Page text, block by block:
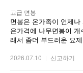
고급 면봉
면봉은 온가족이 언제나 사용한거라 구입하고 있어요..같
은가격에 나무면봉이
래서 좀더 부드러운 요제품을 사게 되더라구요. 보풀 적고
2026.07.10 신고하기